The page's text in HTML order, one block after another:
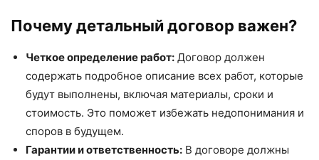
Почему детальный договор важен?
Четкое определение работ: Договор должен
содержать подробное описание всех работ, которые
будут выполнены, включая материалы, сроки и
стоимость. Это поможет избежать недопонимания и
споров в будущем.
Гарантии и ответственность: В договоре должны